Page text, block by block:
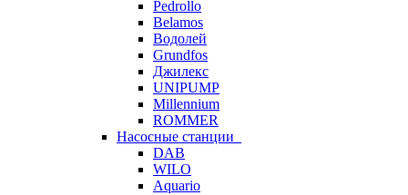
Pedrollo
Belamos
Водолей
Grundfos
Джилекс
UNIPUMP
Millennium
ROMMER
Насосные станции
DAB
WILO
Aquario